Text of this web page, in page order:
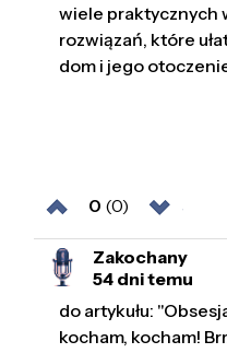
wiele praktycznych
rozwiązań, które
dom i jego
0 (0)
Zakochany
54 dni temu
do artykułu:
kocham, kocham!